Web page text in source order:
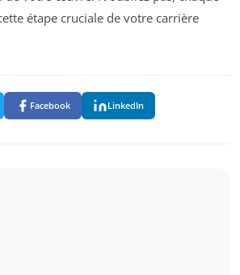
étape cruciale de votre carrière
Facebook LinkedIn